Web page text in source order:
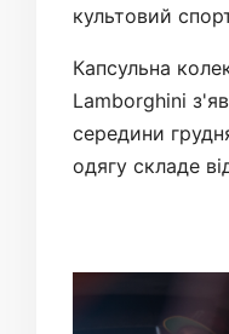
культовий
Капсульна
Lamborghini
середини
одягу складе